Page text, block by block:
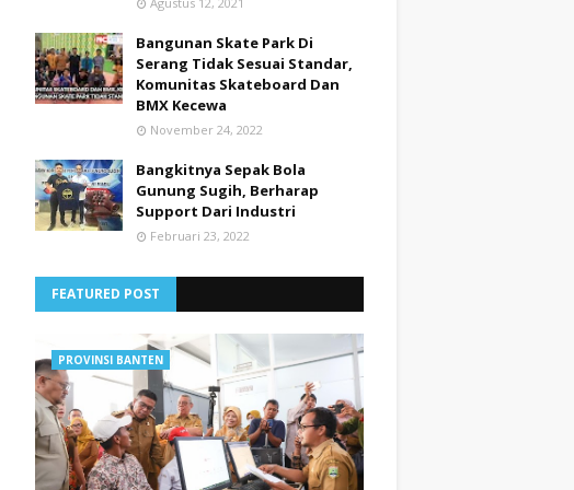
Bangunan Skate Park Di
Serang Tidak Sesuai Standar,
Komunitas Skateboard Dan
BMX Kecewa
November 24, 2022
Bangkitnya Sepak Bola
Gunung Sugih, Berharap
Support Dari Industri
Februari 23, 2022
FEATURED POST
PROVINSI BANTEN